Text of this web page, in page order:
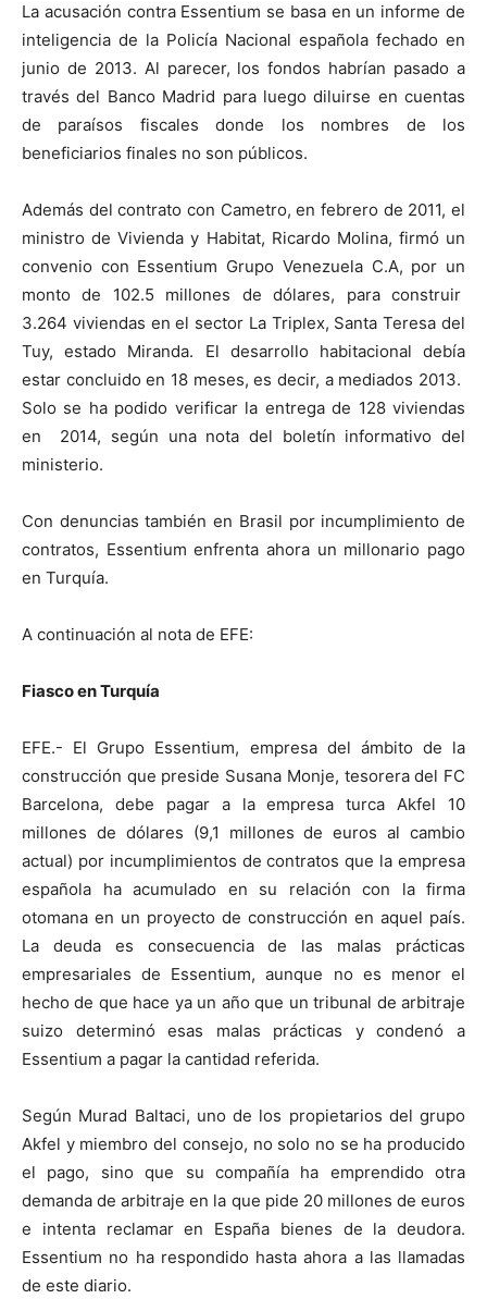
La acusación contra Essentium se basa en un informe de
inteligencia de la Policía Nacional española fechado en
junio de 2013. Al parecer, los fondos habrían pasado a
través del Banco Madrid para luego diluirse en cuentas
de paraísos fiscales donde los nombres de los
beneficiarios finales no son públicos.
Además del contrato con Cametro, en febrero de 2011, el
ministro de Vivienda y Habitat, Ricardo Molina, firmó un
convenio con Essentium Grupo Venezuela C.A, por un
monto de 102.5 millones de dólares, para construir
3.264 viviendas en el sector La Triplex, Santa Teresa del
Tuy, estado Miranda. El desarrollo habitacional debía
estar concluido en 18 meses, es decir, a mediados 2013.
Solo se ha podido verificar la entrega de 128 viviendas
en 2014, según una nota del boletín informativo del
ministerio.
Con denuncias también en Brasil por incumplimiento de
contratos, Essentium enfrenta ahora un millonario pago
en Turquía.
A continuación al nota de EFE:
Fiasco en Turquía
EFE.- El Grupo Essentium, empresa del ámbito de la
construcción que preside Susana Monje, tesorera del FC
Barcelona, debe pagar a la empresa turca Akfel 10
millones de dólares (9,1 millones de euros al cambio
actual) por incumplimientos de contratos que la empresa
española ha acumulado en su relación con la firma
otomana en un proyecto de construcción en aquel país.
La deuda es consecuencia de las malas prácticas
empresariales de Essentium, aunque no es menor el
hecho de que hace ya un año que un tribunal de arbitraje
suizo determinó esas malas prácticas y condenó a
Essentium a pagar la cantidad referida.
Según Murad Baltaci, uno de los propietarios del grupo
Akfel y miembro del consejo, no solo no se ha producido
el pago, sino que su compañía ha emprendido otra
demanda de arbitraje en la que pide 20 millones de euros
e intenta reclamar en España bienes de la deudora.
Essentium no ha respondido hasta ahora a las llamadas
de este diario.